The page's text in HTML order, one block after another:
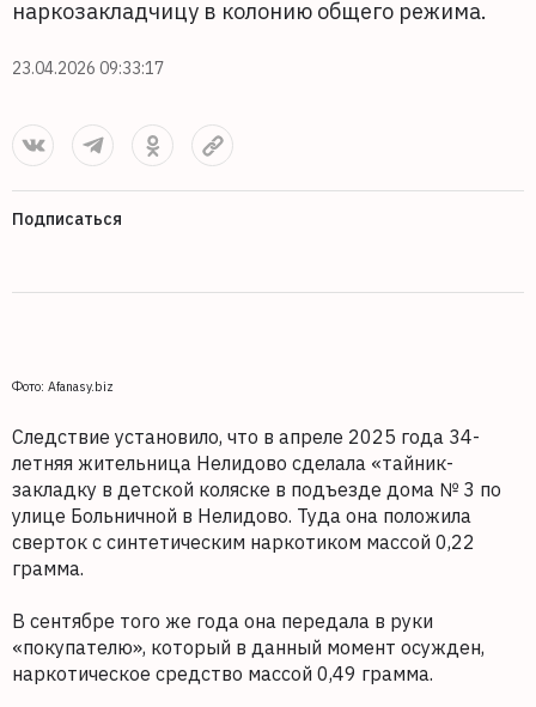
наркозакладчицу в колонию общего режима.
23.04.2026 09:33:17
Подписаться
Фото: Afanasy.biz
Следствие установило, что в апреле 2025 года 34-
летняя жительница Нелидово сделала «тайник-
закладку в детской коляске в подъезде дома № 3 по
улице Больничной в Нелидово. Туда она положила
сверток с синтетическим наркотиком массой 0,22
грамма.
В сентябре того же года она передала в руки
«покупателю», который в данный момент осужден,
наркотическое средство массой 0,49 грамма.